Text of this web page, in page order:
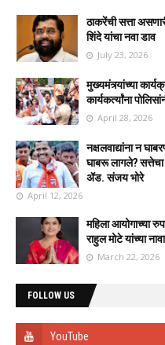
ठाकरेंची सत्ता
शिंदे यांचा नवा डाव
July 23, 2026
मुख्यमंत्र्यांच्या
कार्यकर्त्यांना
April 28, 2026
नक्षलवाद्यांना न
घाबरू लागले? सत्तेचा
ॲड. संजय भोरे
April 12, 2026
महिला आयोगाच्या
राहुल मोटे यांच्या
March 22, 2026
FOLLOW US